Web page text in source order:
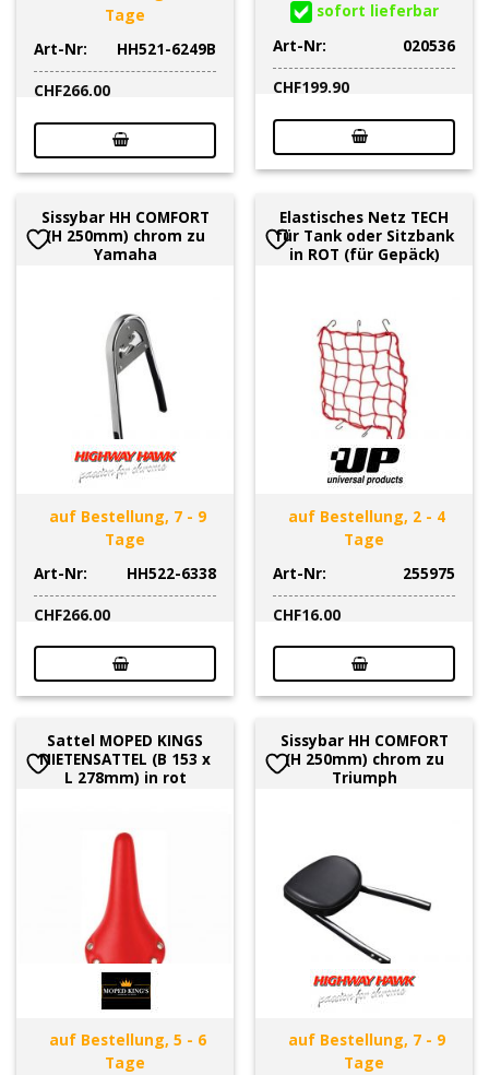
Tage
Art-Nr:
HH521-6249B
CHF266.00
sofort lieferbar
Art-Nr:
020536
CHF199.90
Sissybar HH COMFORT
(H 250mm) chrom zu
Yamaha
auf Bestellung, 7 - 9
Tage
Art-Nr:
HH522-6338
CHF266.00
Elastisches Netz TECH
für Tank oder Sitzbank
in ROT (für Gepäck)
auf Bestellung, 2 - 4
Tage
Art-Nr:
255975
CHF16.00
Sattel MOPED KINGS
NIETENSATTEL (B 153 x
L 278mm) in rot
auf Bestellung, 5 - 6
Tage
Sissybar HH COMFORT
(H 250mm) chrom zu
Triumph
auf Bestellung, 7 - 9
Tage